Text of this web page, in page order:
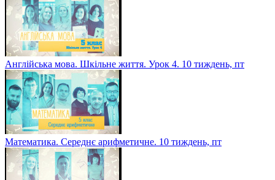
Англійська мова. Шкільне життя. Урок 4. 10 тиждень, пт
Математика. Середнє арифметичне. 10 тиждень, пт